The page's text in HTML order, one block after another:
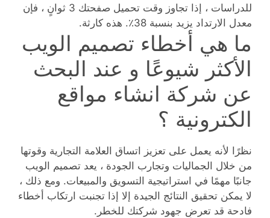
للدراسات ، إذا تجاوز وقت تحميل صفحتك 3 ثوانٍ ، فإن
معدل الارتداد يزيد بنسبة 38٪. هذه كارثة.
ما هي أخطاء تصميم الويب
الأكثر شيوعًا و عند البحث
عن شركة انشاء مواقع
الكترونية ؟
نظرًا لأنه يعمل على تعزيز اتساق العلامة التجارية وقوتها
من خلال الجماليات وتجارب الجودة ، يعد تصميم الويب
جانبًا مهمًا في استراتيجية التسويق والمبيعات. ومع ذلك ،
لا يمكن تحقيق النتائج الجيدة إلا إذا تجنبت ارتكاب أخطاء
فادحة قد تعرض جهود شركتك للخطر.